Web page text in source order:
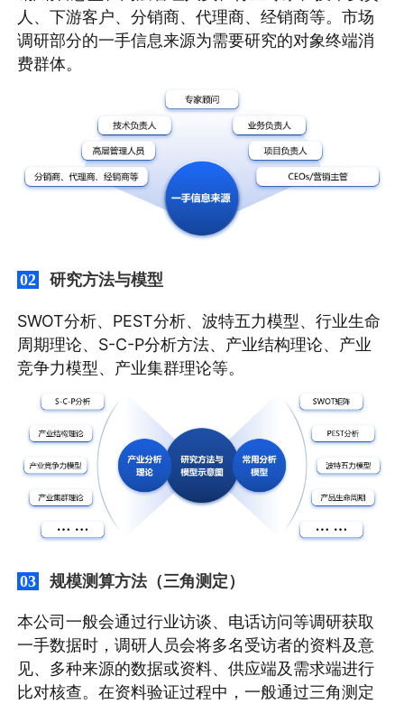
人、下游客户、分销商、代理商、经销商等。市场
调研部分的一手信息来源为需要研究的对象终端消
费群体。
02 研究方法与模型
SWOT分析、PEST分析、波特五力模型、行业生命
周期理论、S-C-P分析方法、产业结构理论、产业
竞争力模型、产业集群理论等。
03 规模测算方法（三角测定）
本公司一般会通过行业访谈、电话访问等调研获取
一手数据时，调研人员会将多名受访者的资料及意
见、多种来源的数据或资料、供应端及需求端进行
比对核查。在资料验证过程中，一般通过三角测定